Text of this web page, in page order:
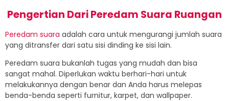
Pengertian DariPeredam Suara Ruangan
Peredam suara adalah cara untuk mengurangi jumlah suara
yang ditransfer dari satu sisi dinding ke sisi lain.
Peredam suara bukanlah tugas yang mudah dan bisa
sangat mahal. Diperlukan waktu berhari-hari untuk
melakukannya dengan benar dan Anda harus melepas
benda-benda seperti furnitur, karpet, dan wallpaper.